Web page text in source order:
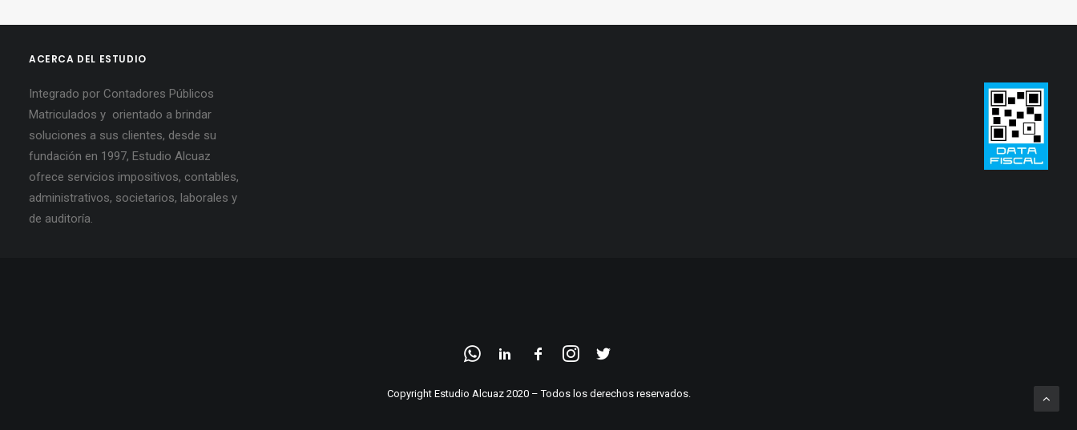
ACERCA DEL ESTUDIO
Integrado por Contadores Públicos
Matriculados y orientado a brindar
soluciones a sus clientes, desde su
fundación en 1997, Estudio Alcuaz
ofrece servicios impositivos, contables,
administrativos, societarios, laborales y
de auditoría.
Copyright Estudio Alcuaz 2020 – Todos los derechos reservados.